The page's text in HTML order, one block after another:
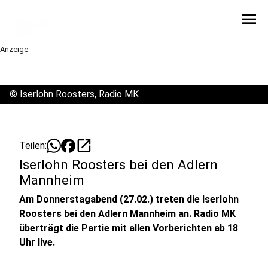
menu
Anzeige
© Iserlohn Roosters, Radio MK
Teilen: open_in_new
Iserlohn Roosters bei den Adlern
Mannheim
Am Donnerstagabend (27.02.) treten die Iserlohn
Roosters bei den Adlern Mannheim an. Radio MK
überträgt die Partie mit allen Vorberichten ab 18
Uhr live.